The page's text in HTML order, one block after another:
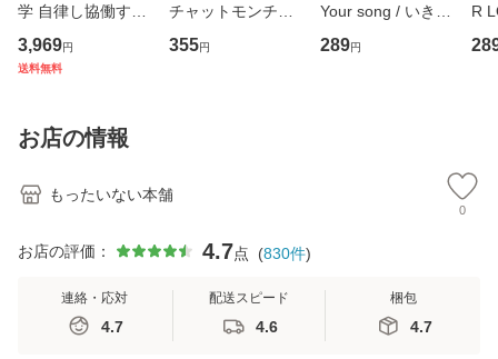
学 自律し協働する
専門職の看護マネ
ジメントスキル 改
恵 藤本幸三 / 南江
堂 [単行
3,969円
送料無料
チャットモンチー /
キューンレコード
[CD]【メール便送
355円
Your song / いきも
のがかり / [CD]
【メール便送料無
289円
R
産
お店の情報
もったいない本舗
0
お店の評価： 4.7点 (830件)
連絡・応対
4.7
配送スピード
4.6
梱包
4.7